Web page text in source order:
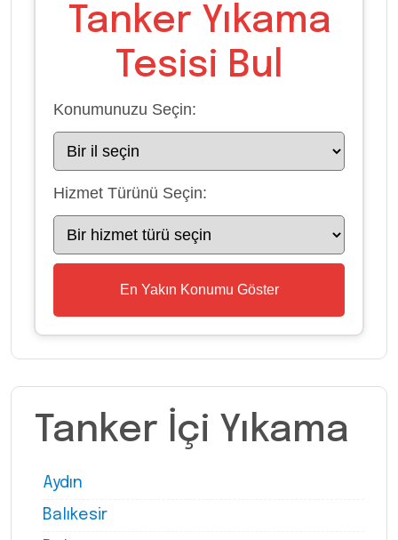
Tanker Yıkama
Tesisi Bul
Konumunuzu Seçin:
Hizmet Türünü Seçin:
En Yakın Konumu Göster
Tanker İçi Yıkama
Aydın
Balıkesir